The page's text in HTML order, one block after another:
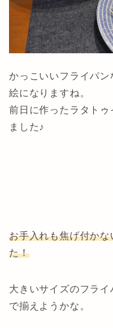
かっこいいフライパ
絵になりますね。
前日に作ったラタトゥ
ました♪
お手入れも焦げ付か
た！
大きいサイズのフラ
で揃えようかな。